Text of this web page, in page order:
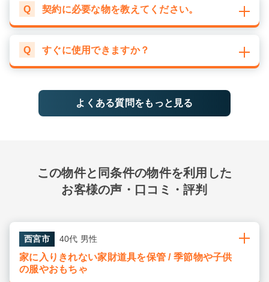
Q 契約に必要な物を教えてください。
Q すぐに使用できますか？
よくある質問をもっと見る
この物件と同条件の物件を利用した
お客様の声・口コミ・評判
西宮市 40代 男性
家に入りきれない家財道具を保管 / 季節物や子供
の服やおもちゃ